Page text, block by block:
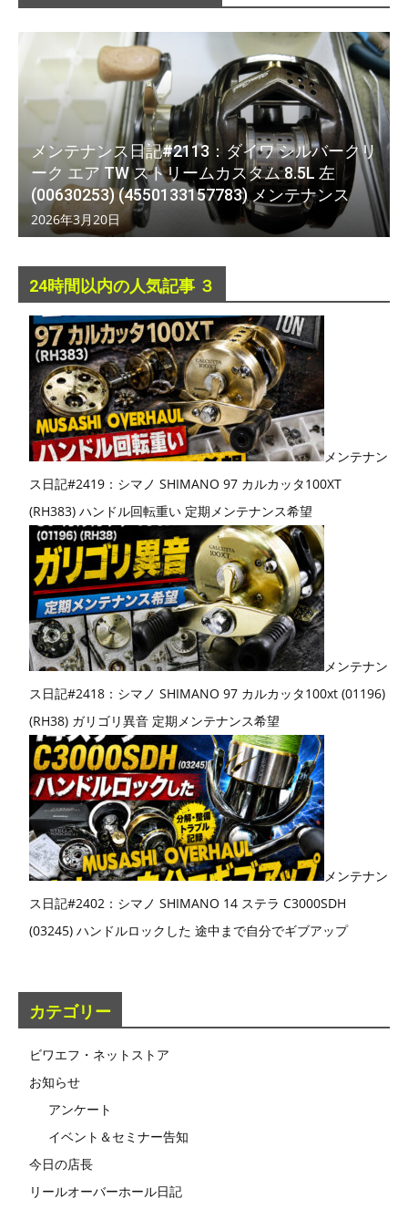
メンテナンス日記#2113：ダイワ シルバークリ
ーク エア TW ストリームカスタム 8.5L 左
(00630253) (4550133157783) メンテナンス
2026年3月20日
24時間以内の人気記事 ３
メンテナン
ス日記#2419：シマノ SHIMANO 97 カルカッタ100XT
(RH383) ハンドル回転重い 定期メンテナンス希望
メンテナン
ス日記#2418：シマノ SHIMANO 97 カルカッタ100xt (01196)
(RH38) ガリゴリ異音 定期メンテナンス希望
メンテナン
ス日記#2402：シマノ SHIMANO 14 ステラ C3000SDH
(03245) ハンドルロックした 途中まで自分でギブアップ
カテゴリー
ビワエフ・ネットストア
お知らせ
アンケート
イベント＆セミナー告知
今日の店長
リールオーバーホール日記